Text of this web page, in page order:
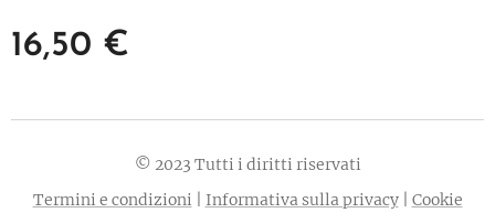
16,50 €
© 2023 Tutti i diritti riservati
Termini e condizioni
Informativa sulla privacy| Cookie